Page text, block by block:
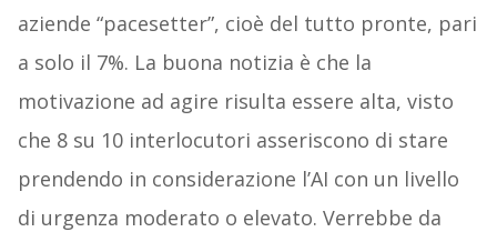
aziende “pacesetter”, cioè del tutto pronte, pari
a solo il 7%. La buona notizia è che la
motivazione ad agire risulta essere alta, visto
che 8 su 10 interlocutori asseriscono di stare
prendendo in considerazione l’AI con un livello
di urgenza moderato o elevato. Verrebbe da